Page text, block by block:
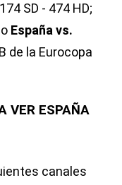
SD - 474 HD;
España vs.
de la Eurocopa
VER ESPAÑA
canales